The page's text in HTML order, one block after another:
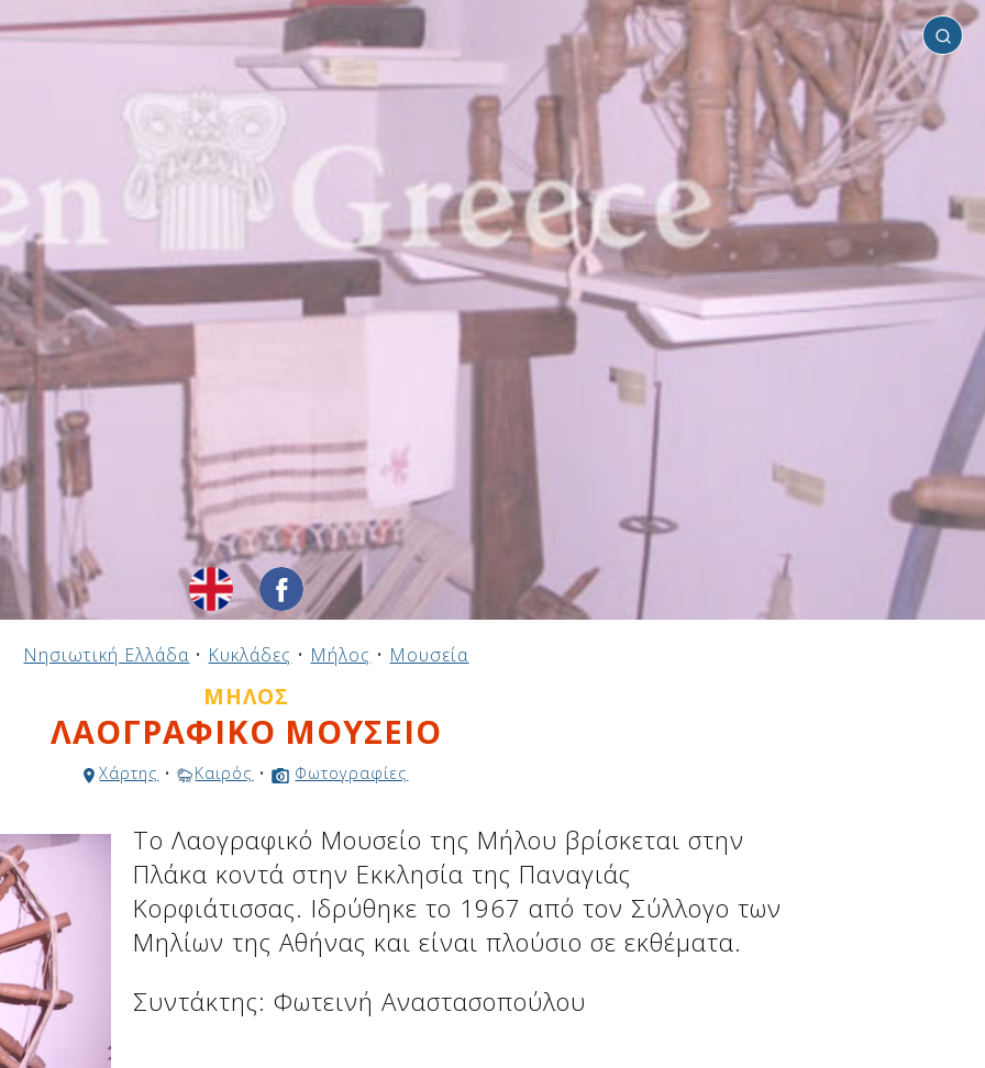
Μήλος
Νησιωτική Ελλάδα • Κυκλάδες • Μήλος • Μουσεία
ΜΉΛΟΣ
ΛΑΟΓΡΑΦΙΚΟ ΜΟΥΣΕΙΟ
Χάρτης • Καιρός • Φωτογραφίες
Το Λαογραφικό Μουσείο της Μήλου βρίσκεται στην
Πλάκα κοντά στην Eκκλησία της Παναγιάς
Κορφιάτισσας. Ιδρύθηκε το 1967 από τον Σύλλογο των
Μηλίων της Αθήνας και είναι πλούσιο σε εκθέματα.
Συντάκτης: Φωτεινή Αναστασοπούλου